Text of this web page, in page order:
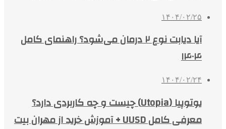
۱۴۰۴/۰۲/۲۵
آیا دیابت نوع ۲ درمان می‌شود؟ راهنمای کامل
۱۴۰۴
۱۴۰۴/۰۲/۲۴
یوتوپیا (Utopia) چیست و چه کاربردی دارد؟
معرفی کامل UUSD + آموزش خرید از مهران بیت